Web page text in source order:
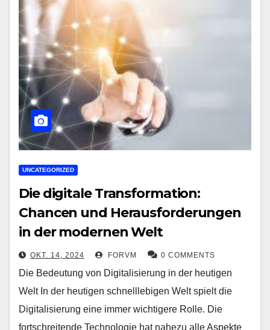
UNCATEGORIZED
Die digitale Transformation:
Chancen und Herausforderungen
in der modernen Welt
OKT. 14, 2024 FORVM 0 COMMENTS
Die Bedeutung von Digitalisierung in der heutigen
Welt In der heutigen schnelllebigen Welt spielt die
Digitalisierung eine immer wichtigere Rolle. Die
fortschreitende Technologie hat nahezu alle Aspekte